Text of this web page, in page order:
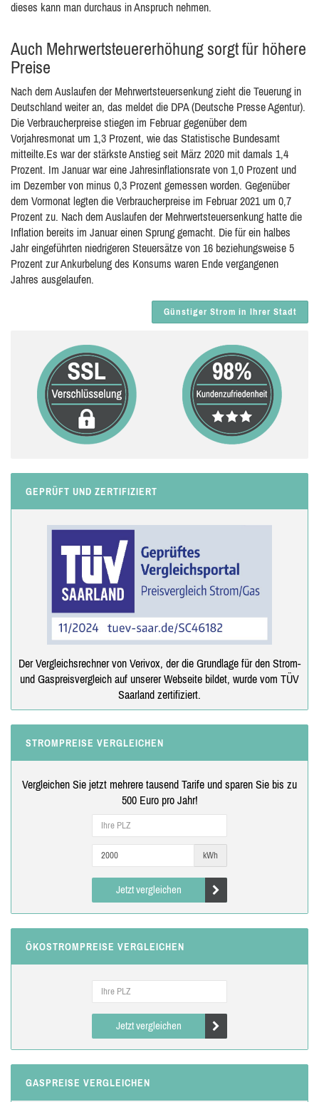
dieses kann man durchaus in Anspruch nehmen.
Auch Mehrwertsteuererhöhung sorgt für höhere
Preise
Nach dem Auslaufen der Mehrwertsteuersenkung zieht die Teuerung in
Deutschland weiter an, das meldet die DPA (Deutsche Presse Agentur).
Die Verbraucherpreise stiegen im Februar gegenüber dem
Vorjahresmonat um 1,3 Prozent, wie das Statistische Bundesamt
mitteilte.Es war der stärkste Anstieg seit März 2020 mit damals 1,4
Prozent. Im Januar war eine Jahresinflationsrate von 1,0 Prozent und
im Dezember von minus 0,3 Prozent gemessen worden. Gegenüber
dem Vormonat legten die Verbraucherpreise im Februar 2021 um 0,7
Prozent zu. Nach dem Auslaufen der Mehrwertsteuersenkung hatte die
Inflation bereits im Januar einen Sprung gemacht. Die für ein halbes
Jahr eingeführten niedrigeren Steuersätze von 16 beziehungsweise 5
Prozent zur Ankurbelung des Konsums waren Ende vergangenen
Jahres ausgelaufen.
Günstiger Strom in Ihrer Stadt
GEPRÜFT UND ZERTIFIZIERT
Der Vergleichsrechner von Verivox, der die Grundlage für den Strom-
und Gaspreisvergleich auf unserer Webseite bildet, wurde vom TÜV
Saarland zertifiziert.
STROMPREISE VERGLEICHEN
Vergleichen Sie jetzt mehrere tausend Tarife und sparen Sie bis zu
500 Euro pro Jahr!
kWh
Jetzt vergleichen
ÖKOSTROMPREISE VERGLEICHEN
Jetzt vergleichen
GASPREISE VERGLEICHEN